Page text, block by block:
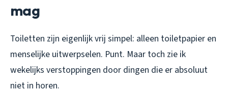
mag
Toiletten zijn eigenlijk vrij simpel: alleen toiletpapier en
menselijke uitwerpselen. Punt. Maar toch zie ik
wekelijks verstoppingen door dingen die er absoluut
niet in horen.